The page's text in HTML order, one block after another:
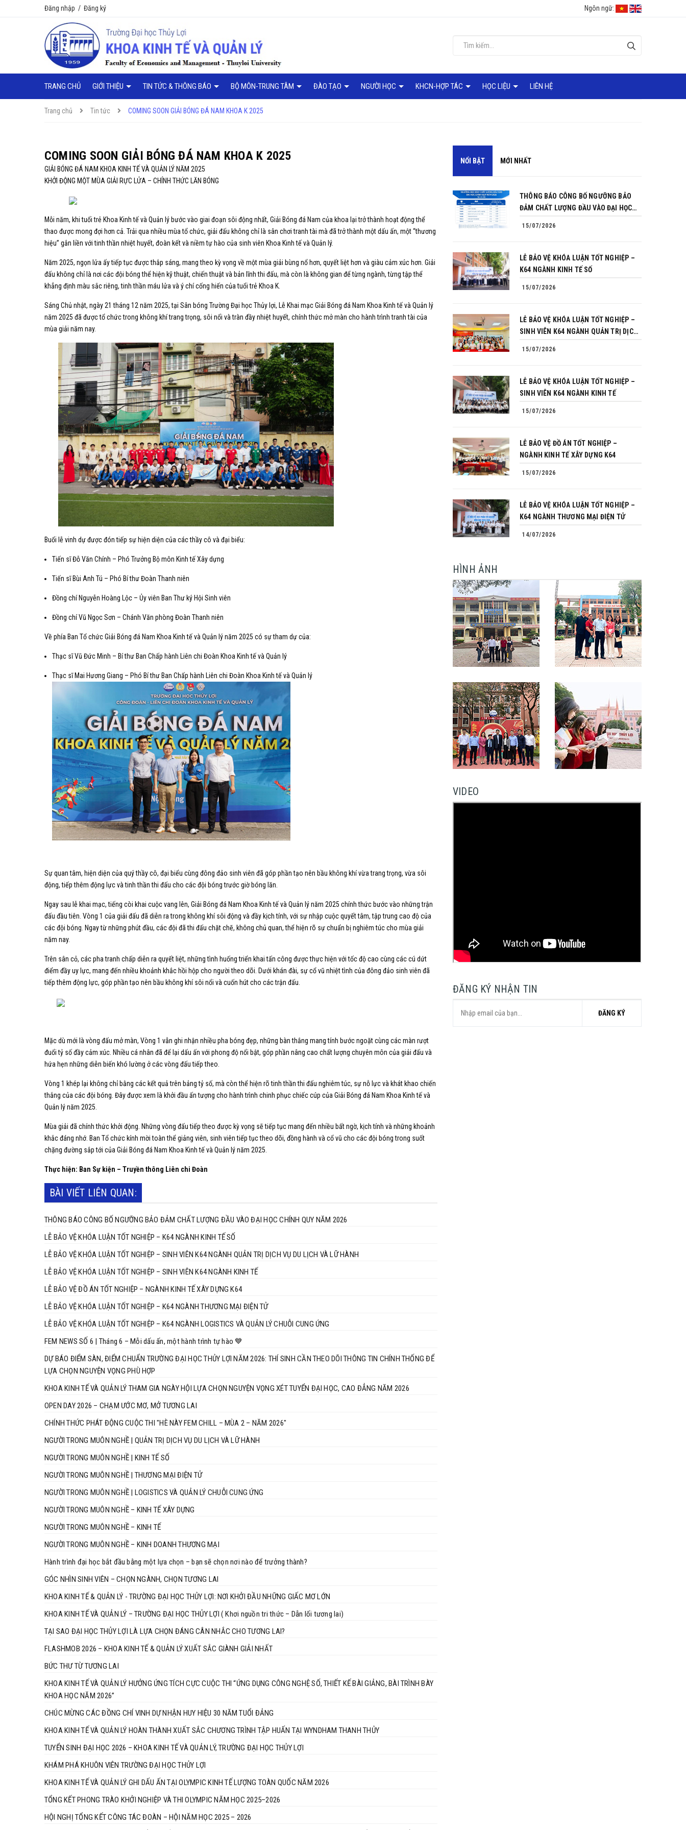
Đăng nhập / Đăng ký Ngôn ngữ:
TRANG CHỦ GIỚI THIỆU TIN TỨC & THÔNG BÁO BỘ MÔN-TRUNG TÂM ĐÀO TẠO NGƯỜI HỌC KHCN-HỢP TÁC HỌC LIỆU LIÊN HỆ
Trang chủ Tin tức COMING SOON GIẢI BÓNG ĐÁ NAM KHOA K 2025
COMING SOON GIẢI BÓNG ĐÁ NAM KHOA K 2025
GIẢI BÓNG ĐÁ NAM KHOA KINH TẾ VÀ QUẢN LÝ NĂM 2025
KHỞI ĐỘNG MỘT MÙA GIẢI RỰC LỬA – CHÍNH THỨC LĂN BÓNG
Mỗi năm, khi tuổi trẻ Khoa Kinh tế và Quản lý bước vào giai đoạn sôi động nhất, Giải Bóng đá Nam của khoa lại trở thành hoạt động thể
thao được mong đợi hơn cả. Trải qua nhiều mùa tổ chức, giải đấu không chỉ là sân chơi tranh tài mà đã trở thành một dấu ấn, một “thương
hiệu” gắn liền với tinh thần nhiệt huyết, đoàn kết và niềm tự hào của sinh viên Khoa Kinh tế và Quản lý.
Năm 2025, ngọn lửa ấy tiếp tục được thắp sáng, mang theo kỳ vọng về một mùa giải bùng nổ hơn, quyết liệt hơn và giàu cảm xúc hơn. Giải
đấu không chỉ là nơi các đội bóng thể hiện kỹ thuật, chiến thuật và bản lĩnh thi đấu, mà còn là không gian để từng ngành, từng tập thể
khẳng định màu sắc riêng, tinh thần máu lửa và ý chí cống hiến của tuổi trẻ Khoa K.
Sáng Chủ nhật, ngày 21 tháng 12 năm 2025, tại Sân bóng Trường Đại học Thủy lợi, Lễ Khai mạc Giải Bóng đá Nam Khoa Kinh tế và Quản lý
năm 2025 đã được tổ chức trong không khí trang trọng, sôi nổi và tràn đầy nhiệt huyết, chính thức mở màn cho hành trình tranh tài của
mùa giải năm nay.
Buổi lễ vinh dự được đón tiếp sự hiện diện của các thầy cô và đại biểu:
Tiến sĩ Đỗ Văn Chính – Phó Trưởng Bộ môn Kinh tế Xây dựng
Tiến sĩ Bùi Anh Tú – Phó Bí thư Đoàn Thanh niên
Đồng chí Nguyễn Hoàng Lộc – Ủy viên Ban Thư ký Hội Sinh viên
Đồng chí Vũ Ngọc Sơn – Chánh Văn phòng Đoàn Thanh niên
Về phía Ban Tổ chức Giải Bóng đá Nam Khoa Kinh tế và Quản lý năm 2025 có sự tham dự của:
Thạc sĩ Vũ Đức Minh – Bí thư Ban Chấp hành Liên chi Đoàn Khoa Kinh tế và Quản lý
Thạc sĩ Mai Hương Giang – Phó Bí thư Ban Chấp hành Liên chi Đoàn Khoa Kinh tế và Quản lý
Sự quan tâm, hiện diện của quý thầy cô, đại biểu cùng đông đảo sinh viên đã góp phần tạo nên bầu không khí vừa trang trọng, vừa sôi
động, tiếp thêm động lực và tinh thần thi đấu cho các đội bóng trước giờ bóng lăn.
Ngay sau lễ khai mạc, tiếng còi khai cuộc vang lên, Giải Bóng đá Nam Khoa Kinh tế và Quản lý năm 2025 chính thức bước vào những trận
đấu đầu tiên. Vòng 1 của giải đấu đã diễn ra trong không khí sôi động và đầy kịch tính, với sự nhập cuộc quyết tâm, tập trung cao độ của
các đội bóng. Ngay từ những phút đầu, các đội đã thi đấu chặt chẽ, không chủ quan, thể hiện rõ sự chuẩn bị nghiêm túc cho mùa giải
năm nay.
Trên sân cỏ, các pha tranh chấp diễn ra quyết liệt, những tình huống triển khai tấn công được thực hiện với tốc độ cao cùng các cú dứt
điểm đầy uy lực, mang đến nhiều khoảnh khắc hồi hộp cho người theo dõi. Dưới khán đài, sự cổ vũ nhiệt tình của đông đảo sinh viên đã
tiếp thêm động lực, góp phần tạo nên bầu không khí sôi nổi và cuốn hút cho các trận đấu.
Mặc dù mới là vòng đấu mở màn, Vòng 1 vẫn ghi nhận nhiều pha bóng đẹp, những bàn thắng mang tính bước ngoặt cùng các màn rượt
đuổi tỷ số đầy cảm xúc. Nhiều cá nhân đã để lại dấu ấn với phong độ nổi bật, góp phần nâng cao chất lượng chuyên môn của giải đấu và
hứa hẹn những diễn biến khó lường ở các vòng đấu tiếp theo.
Vòng 1 khép lại không chỉ bằng các kết quả trên bảng tỷ số, mà còn thể hiện rõ tinh thần thi đấu nghiêm túc, sự nỗ lực và khát khao chiến
thắng của các đội bóng. Đây được xem là khởi đầu ấn tượng cho hành trình chinh phục chiếc cúp của Giải Bóng đá Nam Khoa Kinh tế và
Quản lý năm 2025.
Mùa giải đã chính thức khởi động. Những vòng đấu tiếp theo được kỳ vọng sẽ tiếp tục mang đến nhiều bất ngờ, kịch tính và những khoảnh
khắc đáng nhớ. Ban Tổ chức kính mời toàn thể giảng viên, sinh viên tiếp tục theo dõi, đồng hành và cổ vũ cho các đội bóng trong suốt
chặng đường sắp tới của Giải Bóng đá Nam Khoa Kinh tế và Quản lý năm 2025.
Thực hiện: Ban Sự kiện – Truyền thông Liên chi Đoàn
BÀI VIẾT LIÊN QUAN:
THÔNG BÁO CÔNG BỐ NGƯỠNG BẢO ĐẢM CHẤT LƯỢNG ĐẦU VÀO ĐẠI HỌC CHÍNH QUY NĂM 2026
LỄ BẢO VỆ KHÓA LUẬN TỐT NGHIỆP – K64 NGÀNH KINH TẾ SỐ
LỄ BẢO VỆ KHÓA LUẬN TỐT NGHIỆP – SINH VIÊN K64 NGÀNH QUẢN TRỊ DỊCH VỤ DU LỊCH VÀ LỮ HÀNH
LỄ BẢO VỆ KHÓA LUẬN TỐT NGHIỆP – SINH VIÊN K64 NGÀNH KINH TẾ
LỄ BẢO VỆ ĐỒ ÁN TỐT NGHIỆP – NGÀNH KINH TẾ XÂY DỰNG K64
LỄ BẢO VỆ KHÓA LUẬN TỐT NGHIỆP – K64 NGÀNH THƯƠNG MẠI ĐIỆN TỬ
LỄ BẢO VỆ KHÓA LUẬN TỐT NGHIỆP – K64 NGÀNH LOGISTICS VÀ QUẢN LÝ CHUỖI CUNG ỨNG
FEM NEWS SỐ 6 | Tháng 6 – Mỗi dấu ấn, một hành trình tự hào 💙
DỰ BÁO ĐIỂM SÀN, ĐIỂM CHUẨN TRƯỜNG ĐẠI HỌC THỦY LỢI NĂM 2026: THÍ SINH CẦN THEO DÕI THÔNG TIN CHÍNH THỐNG ĐỂ
LỰA CHỌN NGUYỆN VỌNG PHÙ HỢP
KHOA KINH TẾ VÀ QUẢN LÝ THAM GIA NGÀY HỘI LỰA CHỌN NGUYỆN VỌNG XÉT TUYỂN ĐẠI HỌC, CAO ĐẲNG NĂM 2026
OPEN DAY 2026 – CHẠM ƯỚC MƠ, MỞ TƯƠNG LAI
CHÍNH THỨC PHÁT ĐỘNG CUỘC THI "HÈ NÀY FEM CHILL – MÙA 2 – NĂM 2026"
NGƯỜI TRONG MUÔN NGHỀ | QUẢN TRỊ DỊCH VỤ DU LỊCH VÀ LỮ HÀNH
NGƯỜI TRONG MUÔN NGHỀ | KINH TẾ SỐ
NGƯỜI TRONG MUÔN NGHỀ | THƯƠNG MẠI ĐIỆN TỬ
NGƯỜI TRONG MUÔN NGHỀ | LOGISTICS VÀ QUẢN LÝ CHUỖI CUNG ỨNG
NGƯỜI TRONG MUÔN NGHỀ – KINH TẾ XÂY DỰNG
NGƯỜI TRONG MUÔN NGHỀ – KINH TẾ
NGƯỜI TRONG MUÔN NGHỀ – KINH DOANH THƯƠNG MẠI
Hành trình đại học bắt đầu bằng một lựa chọn – bạn sẽ chọn nơi nào để trưởng thành?
GÓC NHÌN SINH VIÊN – CHỌN NGÀNH, CHỌN TƯƠNG LAI
KHOA KINH TẾ & QUẢN LÝ - TRƯỜNG ĐẠI HỌC THỦY LỢI: NƠI KHỞI ĐẦU NHỮNG GIẤC MƠ LỚN
KHOA KINH TẾ VÀ QUẢN LÝ – TRƯỜNG ĐẠI HỌC THỦY LỢI ( Khơi nguồn tri thức – Dẫn lối tương lai)
TẠI SAO ĐẠI HỌC THỦY LỢI LÀ LỰA CHỌN ĐÁNG CÂN NHẮC CHO TƯƠNG LAI?
FLASHMOB 2026 – KHOA KINH TẾ & QUẢN LÝ XUẤT SẮC GIÀNH GIẢI NHẤT
BỨC THƯ TỪ TƯƠNG LAI
KHOA KINH TẾ VÀ QUẢN LÝ HƯỞNG ỨNG TÍCH CỰC CUỘC THI “ỨNG DỤNG CÔNG NGHỆ SỐ, THIẾT KẾ BÀI GIẢNG, BÀI TRÌNH BÀY
KHOA HỌC NĂM 2026”
CHÚC MỪNG CÁC ĐỒNG CHÍ VINH DỰ NHẬN HUY HIỆU 30 NĂM TUỔI ĐẢNG
KHOA KINH TẾ VÀ QUẢN LÝ HOÀN THÀNH XUẤT SẮC CHƯƠNG TRÌNH TẬP HUẤN TẠI WYNDHAM THANH THỦY
TUYỂN SINH ĐẠI HỌC 2026 – KHOA KINH TẾ VÀ QUẢN LÝ, TRƯỜNG ĐẠI HỌC THỦY LỢI
KHÁM PHÁ KHUÔN VIÊN TRƯỜNG ĐẠI HỌC THỦY LỢI
KHOA KINH TẾ VÀ QUẢN LÝ GHI DẤU ẤN TẠI OLYMPIC KINH TẾ LƯỢNG TOÀN QUỐC NĂM 2026
TỔNG KẾT PHONG TRÀO KHỞI NGHIỆP VÀ THI OLYMPIC NĂM HỌC 2025–2026
HỘI NGHỊ TỔNG KẾT CÔNG TÁC ĐOÀN – HỘI NĂM HỌC 2025 – 2026
NỔI BẬT MỚI NHẤT
THÔNG BÁO CÔNG BỐ NGƯỠNG BẢO
ĐẢM CHẤT LƯỢNG ĐẦU VÀO ĐẠI HỌC
15/07/2026
LỄ BẢO VỆ KHÓA LUẬN TỐT NGHIỆP –
K64 NGÀNH KINH TẾ SỐ
15/07/2026
LỄ BẢO VỆ KHÓA LUẬN TỐT NGHIỆP –
SINH VIÊN K64 NGÀNH QUẢN TRỊ DỊCH
15/07/2026
LỄ BẢO VỆ KHÓA LUẬN TỐT NGHIỆP –
SINH VIÊN K64 NGÀNH KINH TẾ
15/07/2026
LỄ BẢO VỆ ĐỒ ÁN TỐT NGHIỆP –
NGÀNH KINH TẾ XÂY DỰNG K64
15/07/2026
LỄ BẢO VỆ KHÓA LUẬN TỐT NGHIỆP –
K64 NGÀNH THƯƠNG MẠI ĐIỆN TỬ
14/07/2026
HÌNH ẢNH
VIDEO
ĐĂNG KÝ NHẬN TIN
ĐĂNG KÝ